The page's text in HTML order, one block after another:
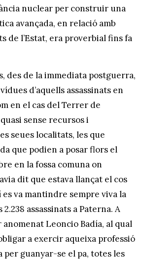
nuclear per construir una
avançada, en relació amb
de l’Estat, era proverbial fins fa
des de la immediata postguerra,
d’aquells assassinats en
en el cas del Terrer de
sense recursos i
seues localitats, les que
que podien a posar flors el
en la fossa comuna on
dit que estava llançat el cos
va mantindre sempre viva la
assassinats a Paterna. A
Leoncio Badía, al qual
a exercir aqueixa professió
per guanyar-se el pa, totes les